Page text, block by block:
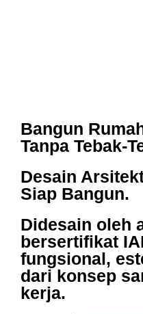
Bangun
Tanpa Tebak-
Desain
Siap Bangun.
Didesain oleh
bersertifikat
fungsional,
dari konsep
kerja.